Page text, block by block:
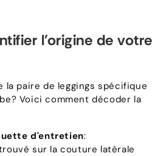
l'origine de votre
la paire de leggings spécifique
Voici comment décoder la
d'entretien:
sur la couture latérale